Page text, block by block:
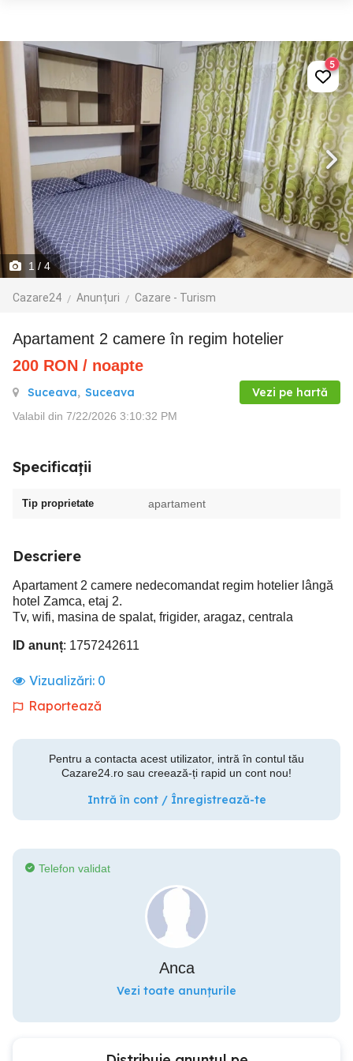
1 / 4
Cazare24 Anunțuri Cazare - Turism
5
Apartament 2 camere în regim hotelier
200 RON / noapte
Suceava, Suceava Vezi pe hartă
Valabil din 7/22/2026 3:10:32 PM
Specificații
Tip proprietate apartament
Descriere
Apartament 2 camere nedecomandat regim hotelier lângă
hotel Zamca, etaj 2.
Tv, wifi, masina de spalat, frigider, aragaz, centrala
ID anunț: 1757242611
Vizualizări: 0
Raportează
Pentru a contacta acest utilizator, intră în contul tău
Cazare24.ro sau creează-ți rapid un cont nou!
Intră în cont / Înregistrează-te
Telefon validat
Anca
Vezi toate anunțurile